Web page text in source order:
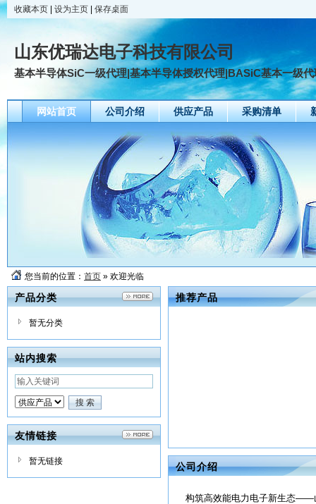
收藏本页 设为主页 保存桌面
山东优瑞达电子科技有限公司
基本半导体SiC一级代理|基本半导体授权代理|BASiC基本一级
网站首页 公司介绍 供应产品 采购清单
您当前的位置： 首页 » 欢迎光临
产品分类
暂无分类
站内搜索
友情链接
暂无链接
推荐产品
公司介绍
构筑高效能电力电子新生态——